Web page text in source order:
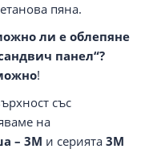
пяна.
ли е облепяне
панел“?
!
със
на
– 3М и серията 3M